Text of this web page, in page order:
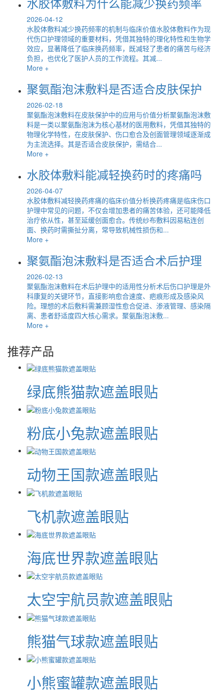
2026-04-12
水胶体敷料减少换药频率的机制与临床价值水胶体敷料作为现
代伤口护理领域的重要材料，凭借其独特的理化特性和生物学
效应，显著降低了临床换药频率，既减轻了患者的痛苦与经济
负担，也优化了医护人员的工作流程。其减...
More +
聚氨酯泡沫敷料是否适合皮肤保护
2026-02-18
聚氨酯泡沫敷料在皮肤保护中的应用与价值分析聚氨酯泡沫敷
料是一类以聚氨酯泡沫为核心基材的医用敷料，凭借其独特的
物理化学特性，在皮肤保护、伤口愈合及创面管理领域逐渐成
为主流选择。其是否适合皮肤保护，需结合...
More +
水胶体敷料能减轻换药时的疼痛吗
2026-04-07
水胶体敷料减轻换药疼痛的临床价值分析换药疼痛是临床伤口
护理中常见的问题，不仅会增加患者的痛苦体验，还可能降低
治疗依从性，甚至延缓创面愈合。传统纱布敷料因易粘连创
面、换药时需撕扯分离，常导致机械性损伤和...
More +
聚氨酯泡沫敷料是否适合术后护理
2026-02-13
聚氨酯泡沫敷料在术后护理中的适用性分析术后伤口护理是外
科康复的关键环节，直接影响愈合速度、疤痕形成及感染风
险。理想的术后敷料需兼顾湿性愈合促进、渗液管理、感染隔
离、患者舒适度四大核心需求。聚氨酯泡沫敷...
More +
推荐产品
绿底熊猫款遮盖眼贴
粉底小兔款遮盖眼贴
动物王国款遮盖眼贴
飞机款遮盖眼贴
海底世界款遮盖眼贴
太空宇航员款遮盖眼贴
熊猫气球款遮盖眼贴
小熊蜜罐款遮盖眼贴